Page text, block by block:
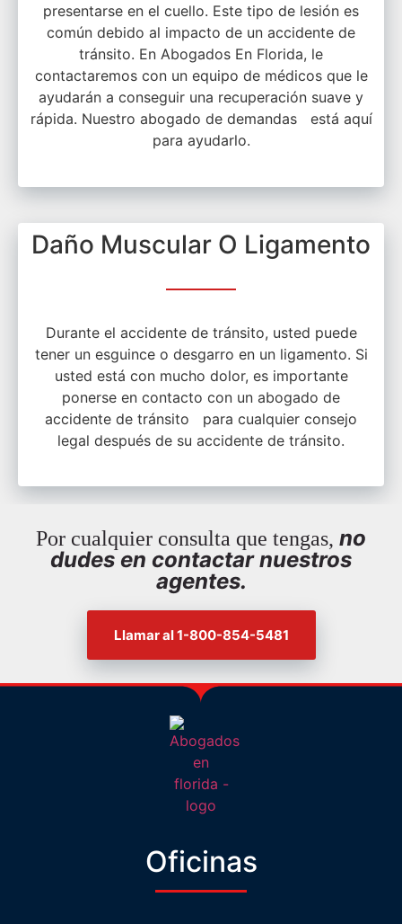
presentarse en el cuello. Este tipo de lesión es
común debido al impacto de un accidente de
tránsito. En Abogados En Florida, le
contactaremos con un equipo de médicos que le
ayudarán a conseguir una recuperación suave y
rápida. Nuestro abogado de demandas está aquí
para ayudarlo.
Daño Muscular O Ligamento
Durante el accidente de tránsito, usted puede
tener un esguince o desgarro en un ligamento. Si
usted está con mucho dolor, es importante
ponerse en contacto con un abogado de
accidente de tránsito para cualquier consejo
legal después de su accidente de tránsito.
Por cualquier consulta que tengas, no
dudes en contactar nuestros
agentes.
Llamar al 1-800-854-5481
Oficinas